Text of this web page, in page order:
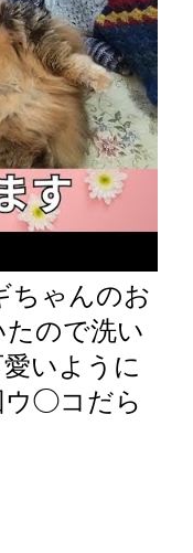
ゃんのお
ので洗い
いように
ウ◯コだら